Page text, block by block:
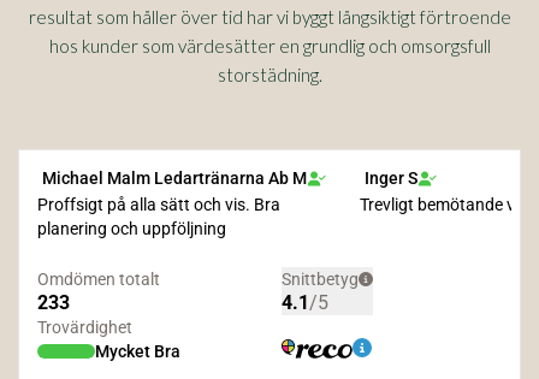
resultat som håller över tid har vi byggt långsiktigt förtroende
hos kunder som värdesätter en grundlig och omsorgsfull
storstädning.